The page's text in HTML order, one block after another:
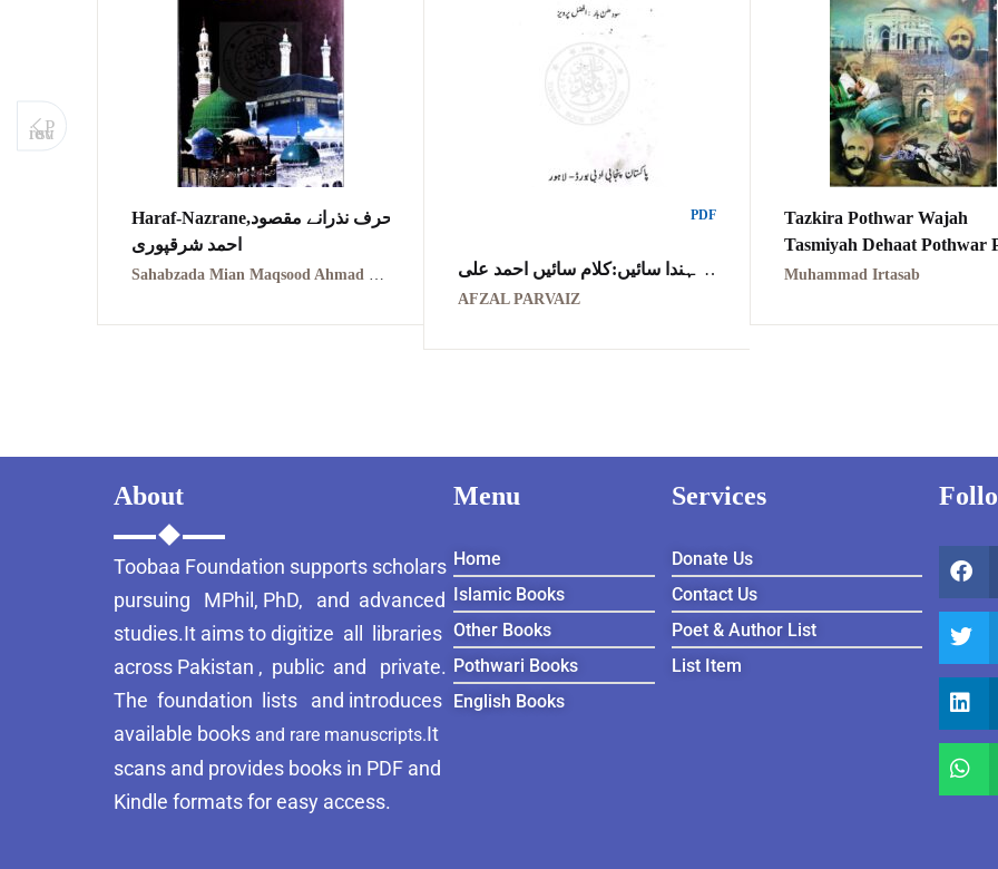
P
revious
Haraf-Nazrane,حرف نذرانے مقصود
احمد شرقپوری
PDF
کہندا سائیں:کلام سائیں احمد علی
ایرانی
AHMAD ALI SAAIEN
AFZAL PARVAIZ
Tazkira Pothwar Wajah
Tasmiyah Dehaat Pothwar
پوٹھوہار وجہ تسمیہ دیہات
Muhammad Irtasab
About
Toobaa Foundation supports scholars
pursuing MPhil, PhD, and advanced
studies.It aims to digitize all libraries
across Pakistan , public and private.
The foundation lists and introduces
available books and rare manuscripts.It
scans and provides books in PDF and
Kindle formats for easy access.
Menu
Home
Islamic Books
Other Books
Pothwari Books
English Books
Services
Donate Us
Contact Us
Poet & Author List
List Item